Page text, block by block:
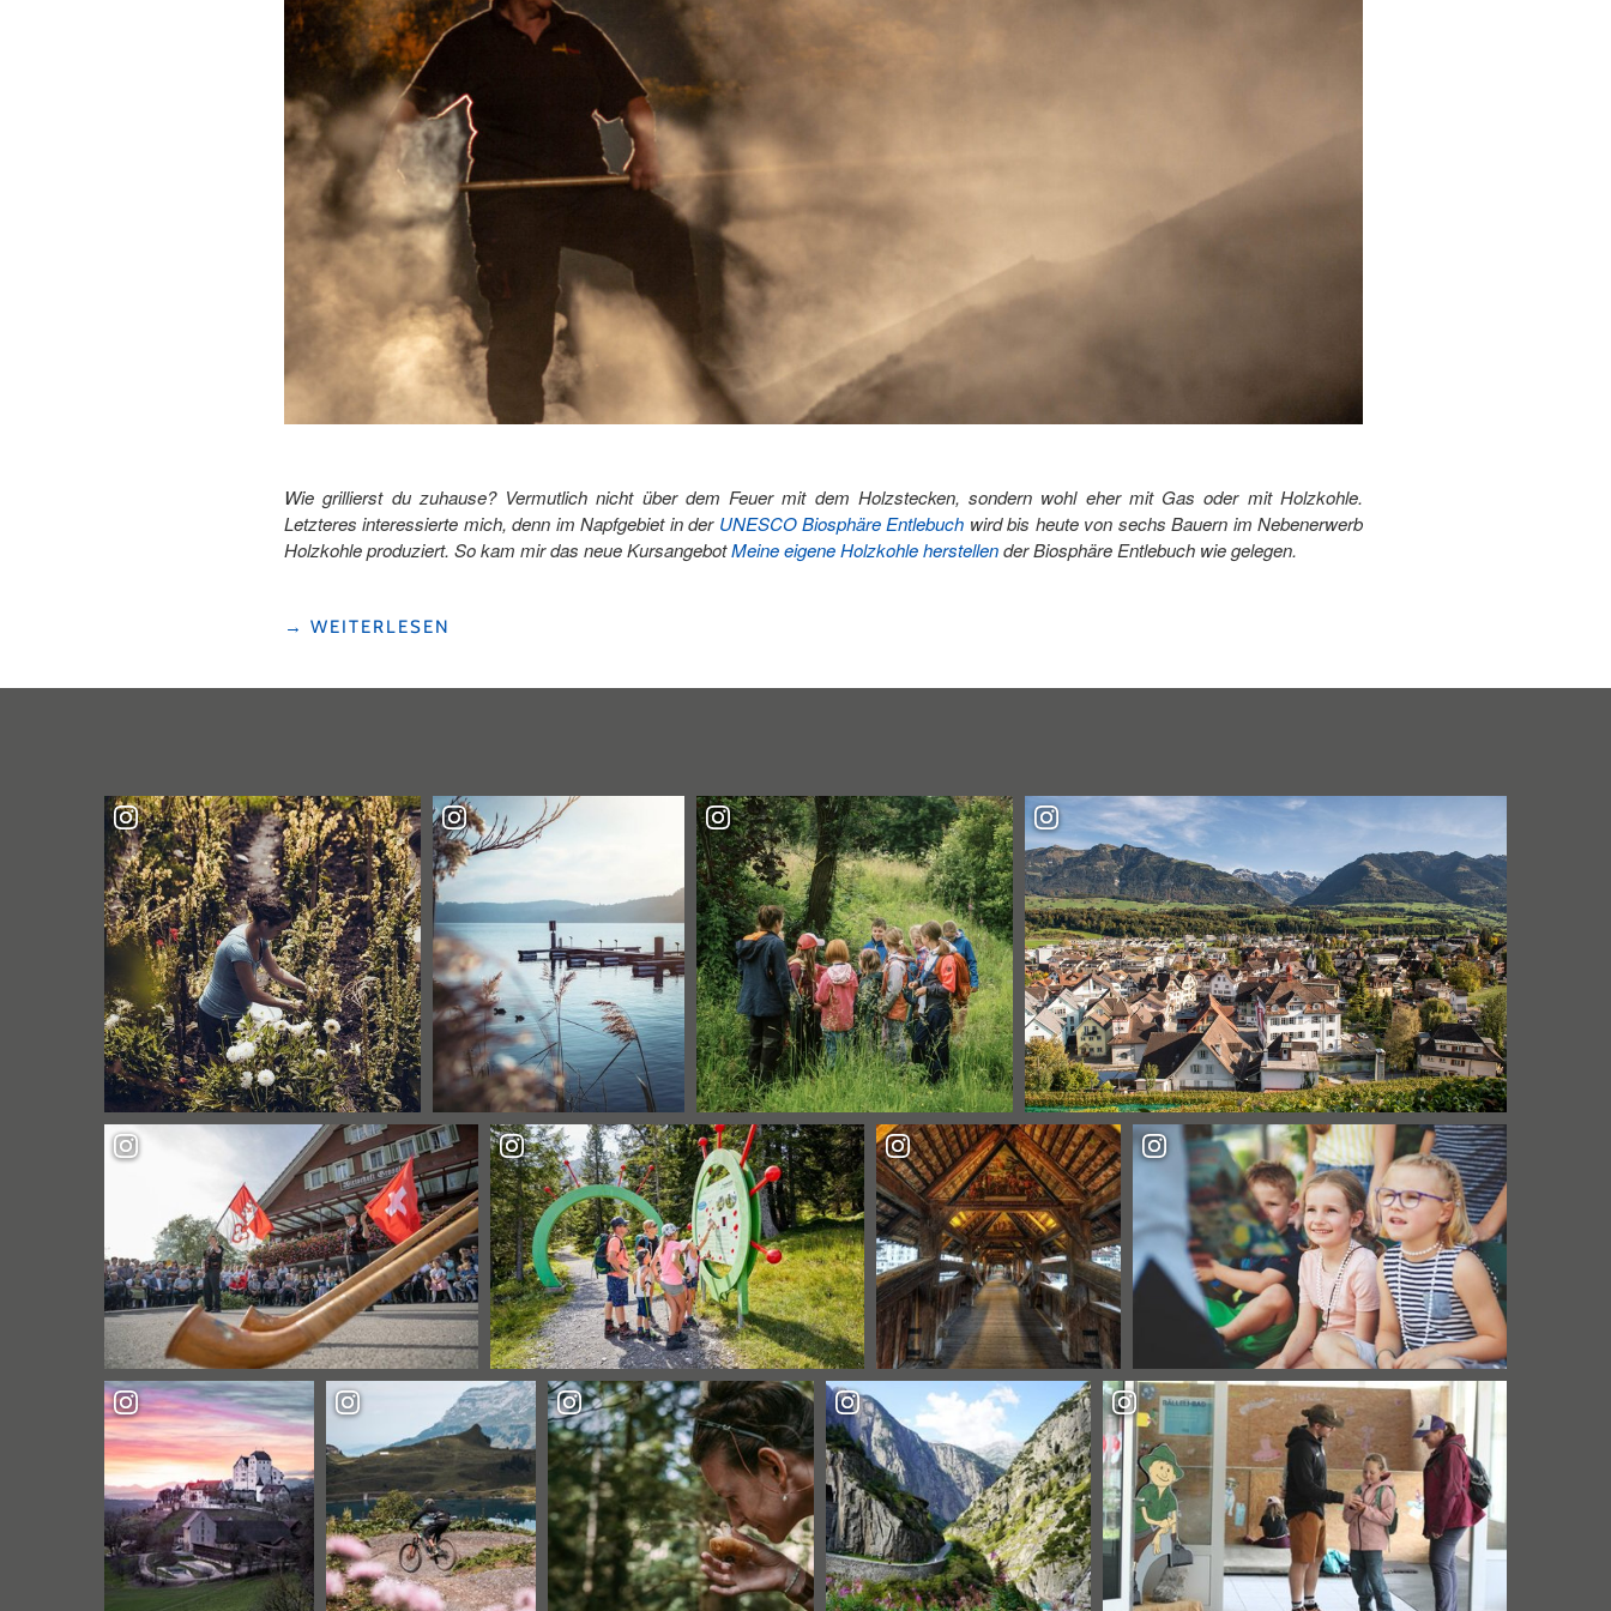
Wie grillierst du zuhause? Vermutlich nicht über dem Feuer mit dem Holzstecken, sondern wohl eher mit Gas oder mit Holzkohle.
Letzteres interessierte mich, denn im Napfgebiet in der UNESCO Biosphäre Entlebuch wird bis heute von sechs Bauern im Nebenerwerb
Holzkohle produziert. So kam mir das neue KursangebotMeine eigene Holzkohle herstellender Biosphäre Entlebuch wie gelegen.
"SCHNUPPERLEHRE
ZURÜCKGEKEHRT"
→ WEITERLESEN